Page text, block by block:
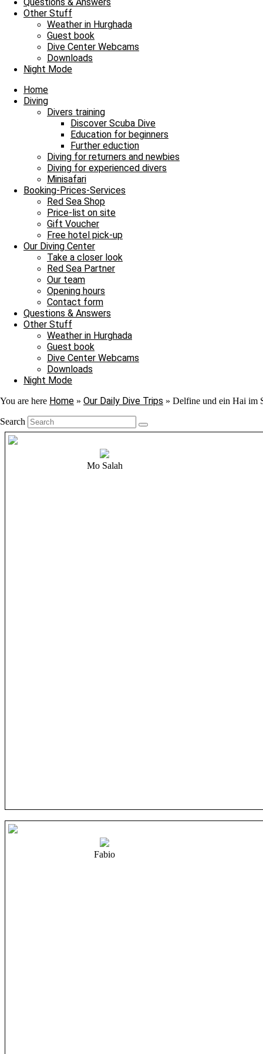
Other Stuff
Weather in Hurghada
Guest book
Dive Center Webcams
Downloads
Night Mode
Home
Diving
Divers training
Discover Scuba Dive
Education for beginners
Further eduction
Diving for returners and newbies
Diving for experienced divers
Minisafari
Booking-Prices-Services
Red Sea Shop
Price-list on site
Gift Voucher
Free hotel pick-up
Our Diving Center
Take a closer look
Red Sea Partner
Our team
Opening hours
Contact form
Questions & Answers
Other Stuff
Weather in Hurghada
Guest book
Dive Center Webcams
Downloads
Night Mode
You are here Home » Our Daily Dive Trips » Delfine und ein Hai im
Search
Aaron
Mo Salah
Fabio